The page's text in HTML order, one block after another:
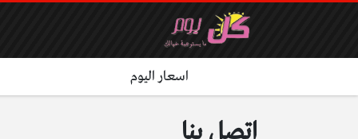
اسعار اليوم
اتصل بنا